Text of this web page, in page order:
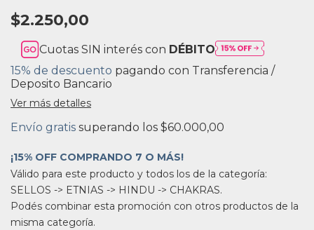
$2.250,00
Cuotas SIN interés con DÉBITO
15% de descuento pagando con Transferencia /
Deposito Bancario
Ver más detalles
Envío gratis superando los $60.000,00
¡15% OFF COMPRANDO 7 O MÁS!
Válido para este producto y todos los de la categoría:
SELLOS -> ETNIAS -> HINDU -> CHAKRAS.
Podés combinar esta promoción con otros productos de la
misma categoría.